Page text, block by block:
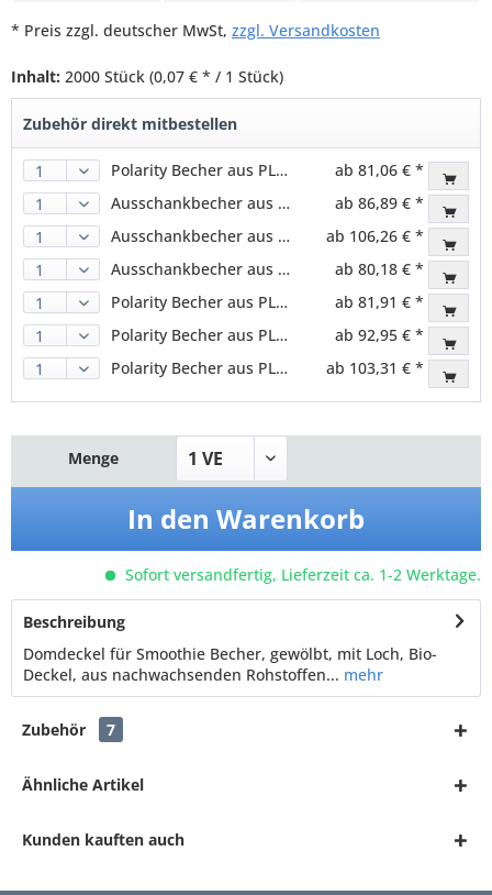
* Preis zzgl. deutscher MwSt, zzgl. Versandkosten
Inhalt: 2000 Stück (0,07 € * / 1 Stück)
Zubehör direkt mitbestellen
Polarity Becher aus PLA, klar, 200ml (800 Stk.)
ab 81,06 € *
Ausschankbecher aus PLA, klar, 400ml (800 Stk.)
ab 86,89 € *
Ausschankbecher aus PLA, klar, 500ml (800 Stk.)
ab 106,26 € *
Ausschankbecher aus PLA, klar, 300ml (800 Stk.)
ab 80,18 € *
Polarity Becher aus PLA, klar, 300ml (800 Stk.)
ab 81,91 € *
Polarity Becher aus PLA, klar, 400ml (800 Stk.)
ab 92,95 € *
Polarity Becher aus PLA, klar, 500ml (800 Stk.)
ab 103,31 € *
Menge
In den Warenkorb
Sofort versandfertig, Lieferzeit ca. 1-2 Werktage.
Beschreibung
Domdeckel für Smoothie Becher, gewölbt, mit Loch, Bio-
Deckel, aus nachwachsenden Rohstoffen... mehr
Zubehör 7
Ähnliche Artikel
Kunden kauften auch